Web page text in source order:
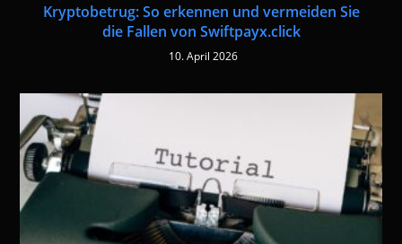
Kryptobetrug: So erkennen und vermeiden Sie
die Fallen von Swiftpayx.click
10. April 2026